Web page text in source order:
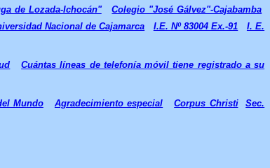
de Lozada-Ichocán"
Colegio "José Gálvez"-Cajabamba
Nacional de Cajamarca I.E. Nº 83004 Ex.-91
I. E.
Cuántas líneas de telefonía móvil tiene registrado a su
Mundo Agradecimiento especial Corpus Christi
Sec.